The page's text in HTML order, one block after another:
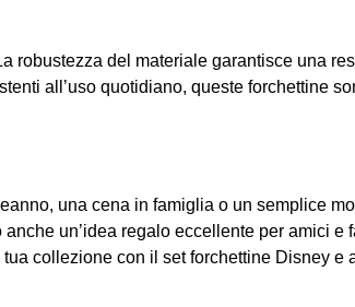
robustezza del materiale garantisce una
all’uso quotidiano, queste forchettine
una cena in famiglia o un semplice
un’idea regalo eccellente per amici e
collezione con il set forchettine Disney e